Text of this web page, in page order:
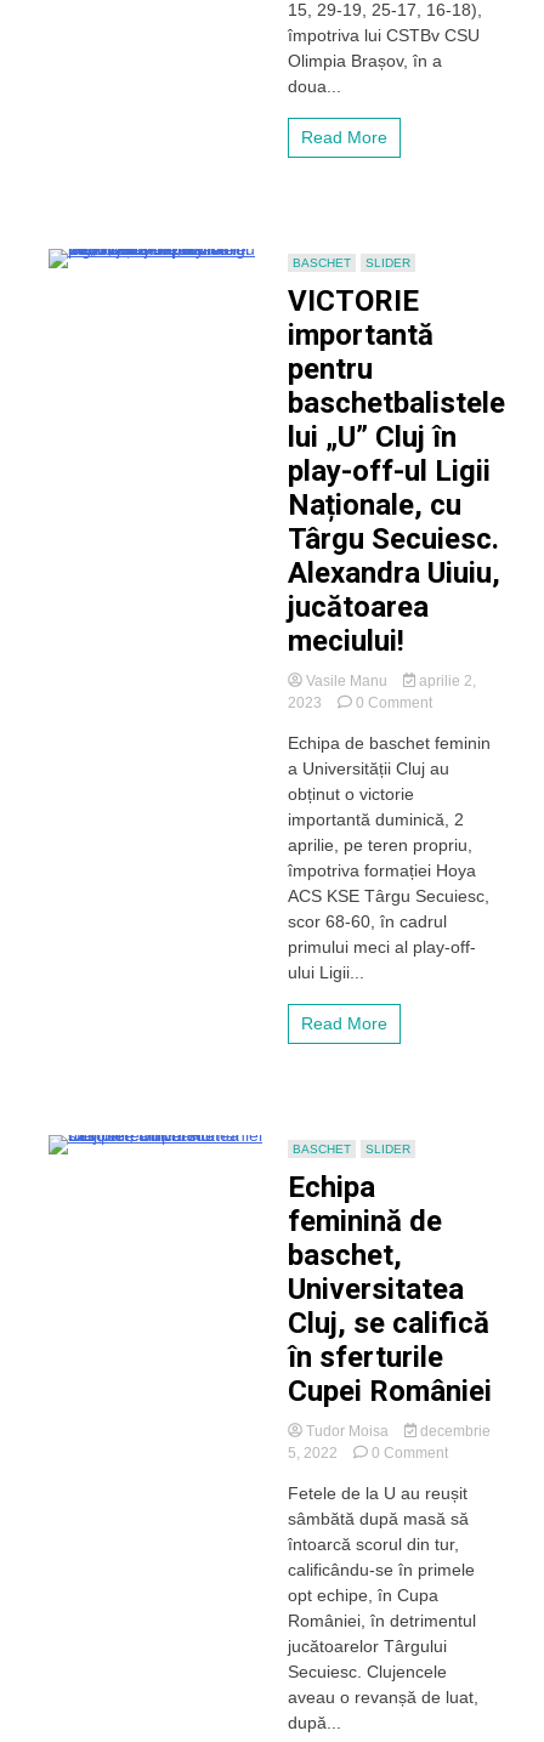
ultimul
meci
15, 29-19, 25-17, 16-18),
împotriva lui CSTBv CSU
Olimpia Brașov, în a
doua...
Read More
BASCHET SLIDER
VICTORIE
importantă
pentru
baschetbalistele
lui „U” Cluj în
play-off-ul Ligii
Naționale, cu
Târgu Secuiesc.
Alexandra Uiuiu,
jucătoarea
meciului!
Vasile Manu
aprilie 2,
2023
0 Commenton
importantă
pentru
lui
„U”
Cluj
în
play-
off-
ul
Echipa de baschet feminin
a Universității Cluj au
obținut o victorie
importantă duminică, 2
aprilie, pe teren propriu,
împotriva formației Hoya
ACS KSE Târgu Secuiesc,
scor 68-60, în cadrul
primului meci al play-off-
ului Ligii...
Read More
BASCHET SLIDER
Echipa
feminină de
baschet,
Universitatea
Cluj, se califică
în sferturile
Cupei României
Tudor Moisa
decembrie
5, 2022
0 Commenton
feminină
de
baschet,
Universitatea
califică
în
Cupei
Fetele de la U au reușit
sâmbătă după masă să
întoarcă scorul din tur,
calificându-se în primele
opt echipe, în Cupa
României, în detrimentul
jucătoarelor Târgului
Secuiesc. Clujencele
aveau o revanșă de luat,
după...